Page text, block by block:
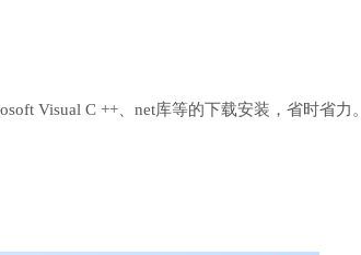
Visual C ++、net库等的下载安装，省时省力。